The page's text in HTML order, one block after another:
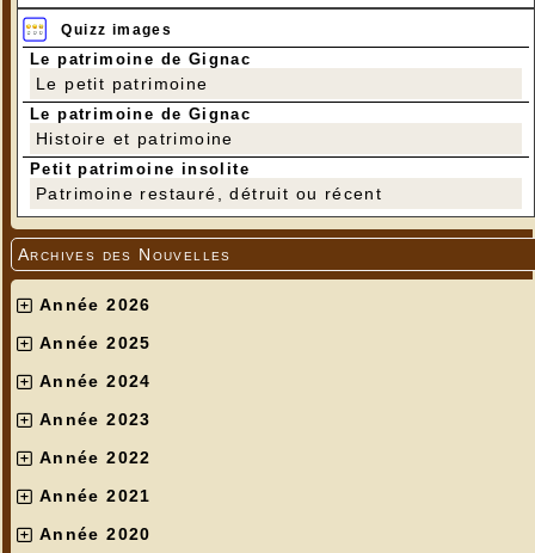
Quizz images
Le patrimoine de Gignac
Le petit patrimoine
Le patrimoine de Gignac
Histoire et patrimoine
Petit patrimoine insolite
Patrimoine restauré, détruit ou récent
Archives des Nouvelles
Année 2026
Année 2025
Année 2024
Année 2023
Année 2022
Année 2021
Année 2020